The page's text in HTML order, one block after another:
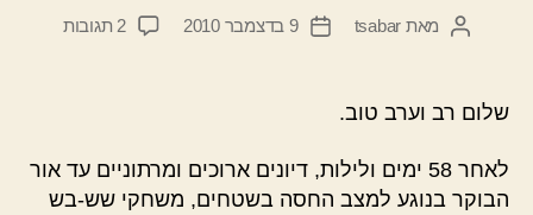
המחבר
מאת tsabar
תאריך
9 בדצמבר 2010 2 תגובות
על
שלום רב וערב טוב.
לאחר 58 ימים ולילות, דיונים ארוכים ומרתוניים עד אור
הבוקר בנוגע למצב החסה בשטחים, משחקי שש-בש